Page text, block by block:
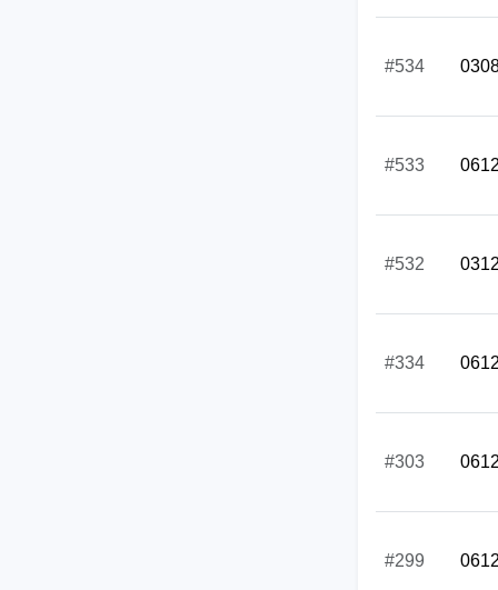
#534
#533
#532
#334
#303
#299